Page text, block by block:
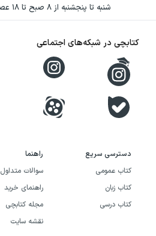
شنبه تا پنجشنبه از ۸ صبح تا ۱۸ عصر بجز روزهای تعطیل
دسترسی سریع
کتاب عمومی
کتاب زبان
کتاب درسی
راهنما
سوالات متداول
راهنمای خرید
مجله کتابچی
نقشه سایت
کتابچی در شبکه‌های اجتماعی